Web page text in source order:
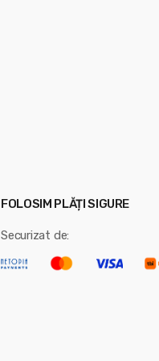
FOLOSIM PLĂȚI SIGURE
Securizat de: